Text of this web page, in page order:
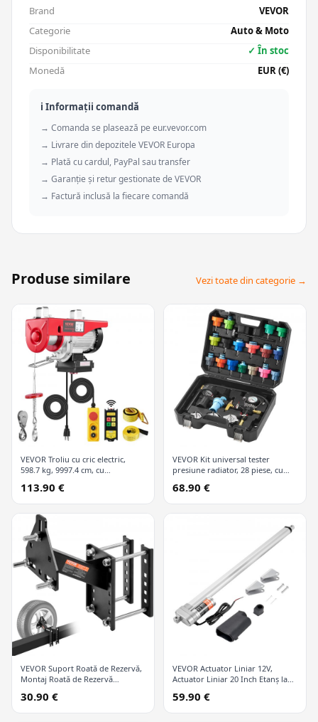
Brand
VEVOR
Categorie
Auto & Moto
Disponibilitate
✓ În stoc
Monedă
EUR (€)
ℹ️ Informații comandă
→ Comanda se plasează pe eur.vevor.com
→ Livrare din depozitele VEVOR Europa
→ Plată cu cardul, PayPal sau transfer
→ Garanție și retur gestionate de VEVOR
→ Factură inclusă la fiecare comandă
Produse similare Vezi toate din categorie →
VEVOR Troliu cu cric electric,
598.7 kg, 9997.4 cm, cu
cu fir
113.90 €
VEVOR Kit universal tester
presiune radiator, 28 piese, cu
codificate după culori, kit vid
refill pentru sisteme de răcire
68.90 €
VEVOR Suport Roată de Rezervă,
Montaj Roată de Rezervă
Accesorii Remorcă Utilitară se
Potrivește la Majoritatea Roților
30.90 €
VEVOR Actuator Liniar 12V,
Actuator Liniar 20 Inch Etanș la
Actuator Mișcare Liniară cu
Suport Montaj pentru Utilizare în
59.90 €